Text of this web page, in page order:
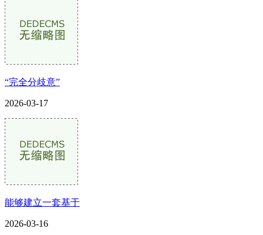
“完全分歧意”
2026-03-17
能够建立一套基于
2026-03-16